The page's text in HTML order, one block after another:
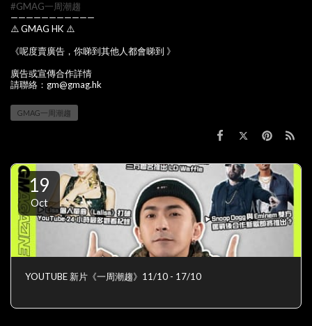
#GMAG一周潮趨
———————————
⚠️ GMAG HK ⚠️
《呢度賣廣告，你睇到其他人都會睇到 》
廣告或宣傳合作詳情
請聯絡：gm@gmag.hk
GMAG一周潮趨
19
Oct
YOUTUBE 新片《一周潮趨》11/10 - 17/10